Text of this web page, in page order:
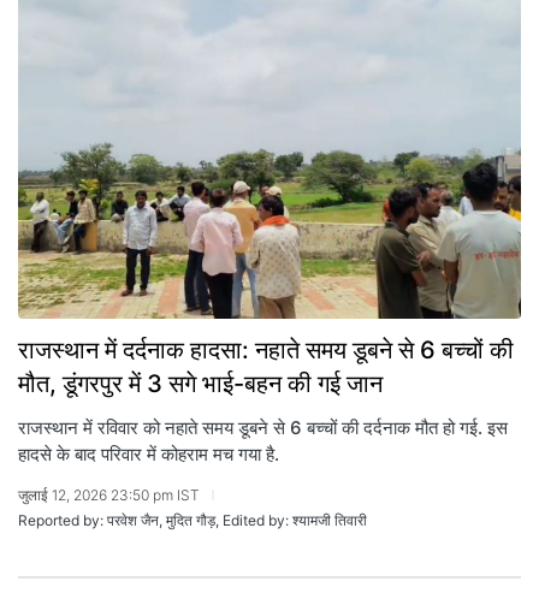
राजस्थान में दर्दनाक हादसा: नहाते समय डूबने से 6 बच्चों की
मौत, डूंगरपुर में 3 सगे भाई-बहन की गई जान
राजस्थान में रविवार को नहाते समय डूबने से 6 बच्चों की दर्दनाक मौत हो गई. इस
हादसे के बाद परिवार में कोहराम मच गया है.
जुलाई 12, 2026 23:50 pm IST
Reported by: परवेश जैन, मुदित गौड़, Edited by: श्यामजी तिवारी